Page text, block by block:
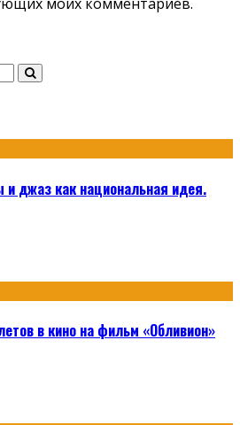
джаз как национальная идея.
в кино на фильм «Обливион»